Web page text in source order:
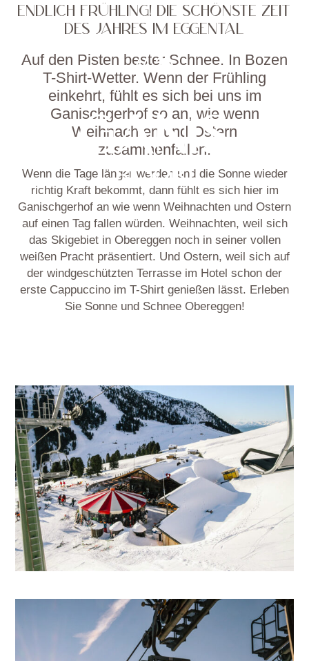
ENDLICH FRÜHLING! DIE SCHÖNSTE ZEIT
DES JAHRES IM EGGENTAL
Auf den Pisten bester Schnee. In Bozen
T-Shirt-Wetter. Wenn der Frühling
einkehrt, fühlt es sich bei uns im
Ganischgerhof so an, wie wenn
Weihnachten und Ostern
zusammenfallen.
Wenn die Tage länger werden und die Sonne wieder
richtig Kraft bekommt, dann fühlt es sich hier im
Ganischgerhof an wie wenn Weihnachten und Ostern
auf einen Tag fallen würden. Weihnachten, weil sich
das Skigebiet in Obereggen noch in seiner vollen
weißen Pracht präsentiert. Und Ostern, weil sich auf
der windgeschützten Terrasse im Hotel schon der
erste Cappuccino im T-Shirt genießen lässt. Erleben
Sie Sonne und Schnee Obereggen!